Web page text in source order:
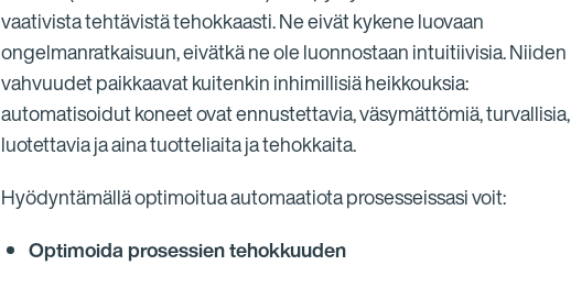
vaativista tehtävistä tehokkaasti. Ne eivät kykene luovaan
ongelmanratkaisuun, eivätkä ne ole luonnostaan intuitiivisia. Niiden
vahvuudet paikkaavat kuitenkin inhimillisiä heikkouksia:
automatisoidut koneet ovat ennustettavia, väsymättömiä, turvallisia,
luotettavia ja aina tuotteliaita ja tehokkaita.
Hyödyntämällä optimoitua automaatiota prosesseissasi voit:
Optimoida prosessien tehokkuuden